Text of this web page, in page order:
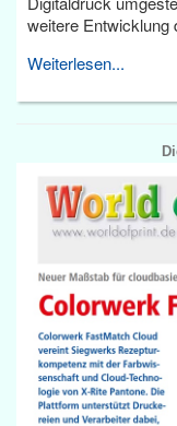
weitere Entwicklung
Weiterlesen...